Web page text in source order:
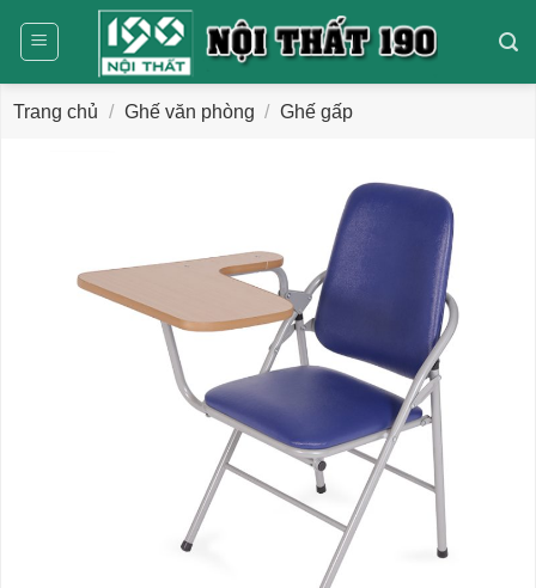
dung
Trang chủ / Ghế văn phòng / Ghế gấp